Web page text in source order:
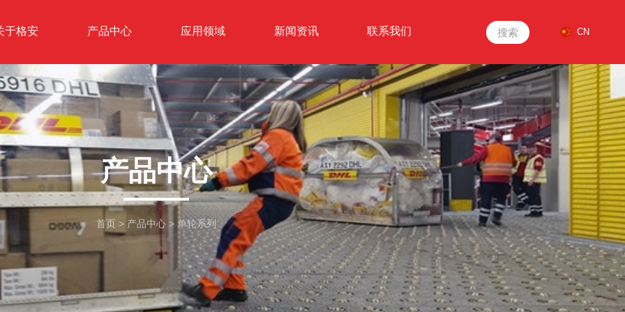
于格安 产品中心 应用领域 新闻资讯 联系我们 搜索 CN
产品中心
首页 > 产品中心 > 单轮系列